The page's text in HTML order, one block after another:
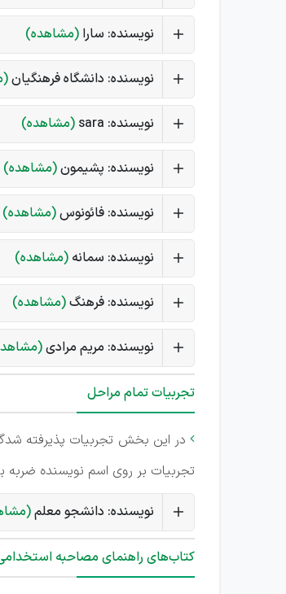
نویسنده: سارا (مشاهده)
نویسنده: دانشگاه فرهنگیان
نویسنده: sara (مشاهده)
نویسنده: پشیمون(مشاهده)
نویسنده: فائونوس(مشاهده)
نویسنده: سمانه (مشاهده)
نویسنده: فرهنگ(مشاهده)
نویسنده: مریم مرادی
تجربیات تمام مراحل
در این بخش تجربیات پذیرفته
تجربیات بر روی اسم نویسنده ضربه
نویسنده: دانشجو معلم
کتاب‌های راهنمای مصاحبه